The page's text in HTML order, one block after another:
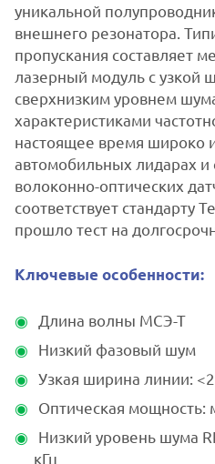
уникальной
внешнего резонатора.
пропускания составляет
лазерный модуль с узкой
сверхнизким уровнем
характеристиками
настоящее время широко
автомобильных лидарах и
волоконно-оптических
соответствует стандарту
прошло тест на
Ключевые особенности:
Длина волны МСЭ-Т
Низкий фазовый шум
Узкая ширина линии:
Оптическая мощность:
Низкий уровень шума
кГц